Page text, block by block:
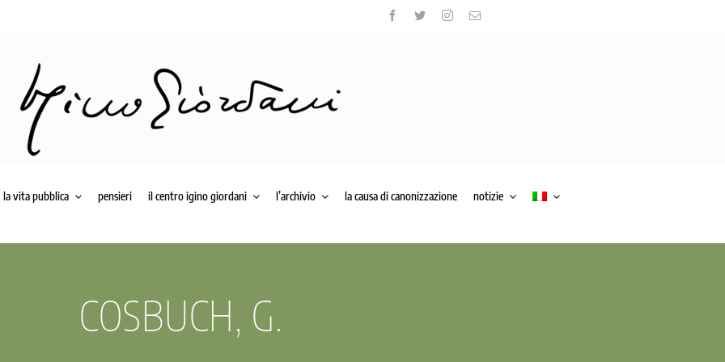
la vita pubblica pensieri il centro igino giordani l’archivio la causa di canonizzazione notizie
COSBUCH, G.